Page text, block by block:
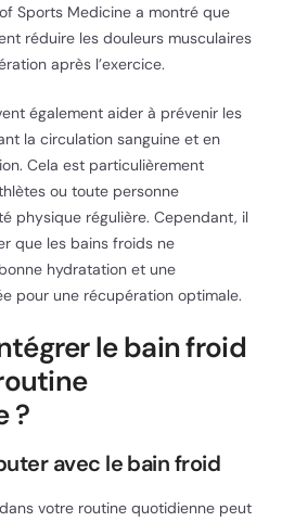
Sports Medicine a montré que
réduire les douleurs musculaires
après l’exercice.
également aider à prévenir les
la circulation sanguine et en
Cela est particulièrement
ou toute personne
physique régulière. Cependant, il
que les bains froids ne
hydratation et une
pour une récupération optimale.
le bain froid
?
avec le bain froid
votre routine quotidienne peut